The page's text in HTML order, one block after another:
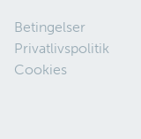
Betingelser
Privatlivspolitik
Cookies